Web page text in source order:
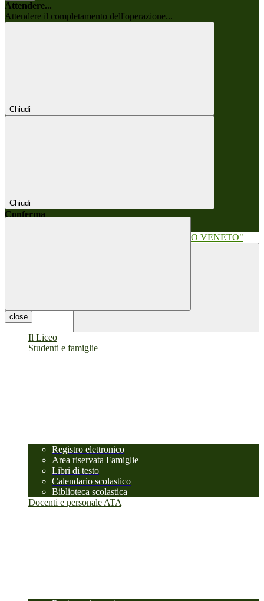
Attendere...
Attendere il completamento dell'operazione...
Chiudi
Chiudi
Conferma
close
Il Liceo
Studenti e famiglie
Registro elettronico
Area riservata Famiglie
Libri di testo
Calendario scolastico
Biblioteca scolastica
Docenti e personale ATA